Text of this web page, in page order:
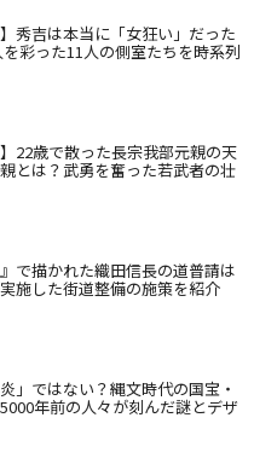
】秀吉は本当に「女狂い」だった
彩った11人の側室たちを時系列
】22歳で散った長宗我部元親の天
とは？武勇を奮った若武者の壮
』で描かれた織田信長の道普請は
施した街道整備の施策を紹介
」ではない？縄文時代の国宝・
年前の人々が刻んだ謎とデザ